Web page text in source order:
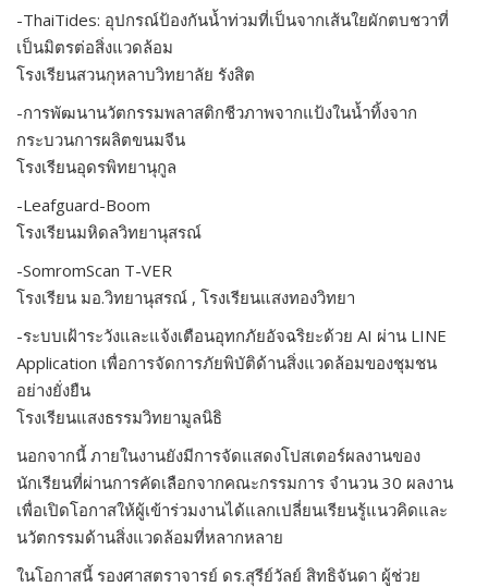
-ThaiTides: อุปกรณ์ป้องกันน้ำท่วมที่เป็นจากเส้นใยผักตบชวาที่
เป็นมิตรต่อสิ่งแวดล้อม
โรงเรียนสวนกุหลาบวิทยาลัย รังสิต
-การพัฒนานวัตกรรมพลาสติกชีวภาพจากแป้งในน้ำทิ้งจาก
กระบวนการผลิตขนมจีน
โรงเรียนอุดรพิทยานุกูล
-Leafguard-Boom
โรงเรียนมหิดลวิทยานุสรณ์
-SomromScan T-VER
โรงเรียน มอ.วิทยานุสรณ์ , โรงเรียนแสงทองวิทยา
-ระบบเฝ้าระวังและแจ้งเตือนอุทกภัยอัจฉริยะด้วย AI ผ่าน LINE
Application เพื่อการจัดการภัยพิบัติด้านสิ่งแวดล้อมของชุมชน
อย่างยั่งยืน
โรงเรียนแสงธรรมวิทยามูลนิธิ
นอกจากนี้ ภายในงานยังมีการจัดแสดงโปสเตอร์ผลงานของ
นักเรียนที่ผ่านการคัดเลือกจากคณะกรรมการ จำนวน 30 ผลงาน
เพื่อเปิดโอกาสให้ผู้เข้าร่วมงานได้แลกเปลี่ยนเรียนรู้แนวคิดและ
นวัตกรรมด้านสิ่งแวดล้อมที่หลากหลาย
ในโอกาสนี้ รองศาสตราจารย์ ดร.สุรีย์วัลย์ สิทธิจันดา ผู้ช่วย